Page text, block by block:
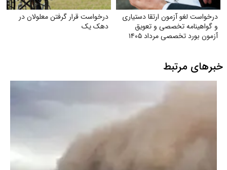
درخواست لغو آزمون ارتقا دستیاری
و گواهینامه تخصصی و تعویق
آزمون بورد تخصصی مرداد ۱۴۰۵
درخواست قرار گرفتن معلولان در
دهک یک
خبرهای مرتبط